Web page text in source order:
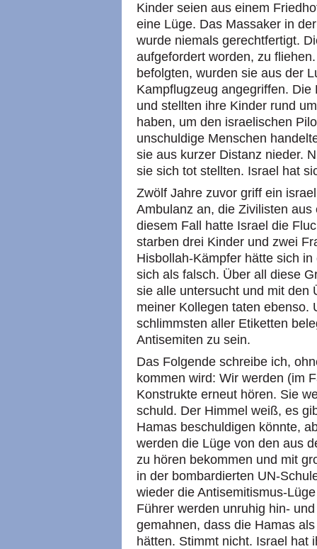
Kinder seien aus einem
eine Lüge. Das Massaker in
wurde niemals gerechtfertigt.
aufgefordert worden, zu
befolgten, wurden sie aus der
Kampflugzeug angegriffen.
und stellten ihre Kinder rund
haben, um den israelischen
unschuldige Menschen
sie aus kurzer Distanz nieder.
sie sich tot stellten. Israel hat
Zwölf Jahre zuvor griff ein
Ambulanz an, die Zivilisten
diesem Fall hatte Israel die
starben drei Kinder und zwei
Hisbollah-Kämpfer hätte sich
sich als falsch. Über all diese
sie alle untersucht und mit den
meiner Kollegen taten ebenso.
schlimmsten aller Etiketten
Antisemiten zu sein.
Das Folgende schreibe ich,
kommen wird: Wir werden (im
Konstrukte erneut hören. Sie
schuld. Der Himmel weiß, es
Hamas beschuldigen könnte,
werden die Lüge von den aus
zu hören bekommen und mit
in der bombardierten UN-
wieder die Antisemitismus-
Führer werden unruhig hin-
gemahnen, dass die Hamas
hätten. Stimmt nicht. Israel hat